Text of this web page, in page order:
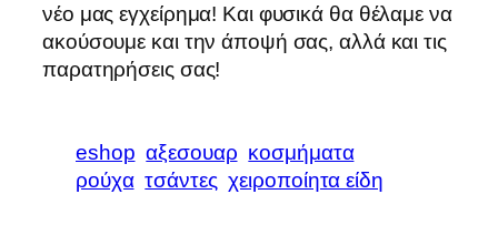
νέο μας εγχείρημα! Και φυσικά θα θέλαμε να
ακούσουμε και την άποψή σας, αλλά και τις
παρατηρήσεις σας!
eshop αξεσουαρ κοσμήματα
ρούχα τσάντες χειροποίητα είδη